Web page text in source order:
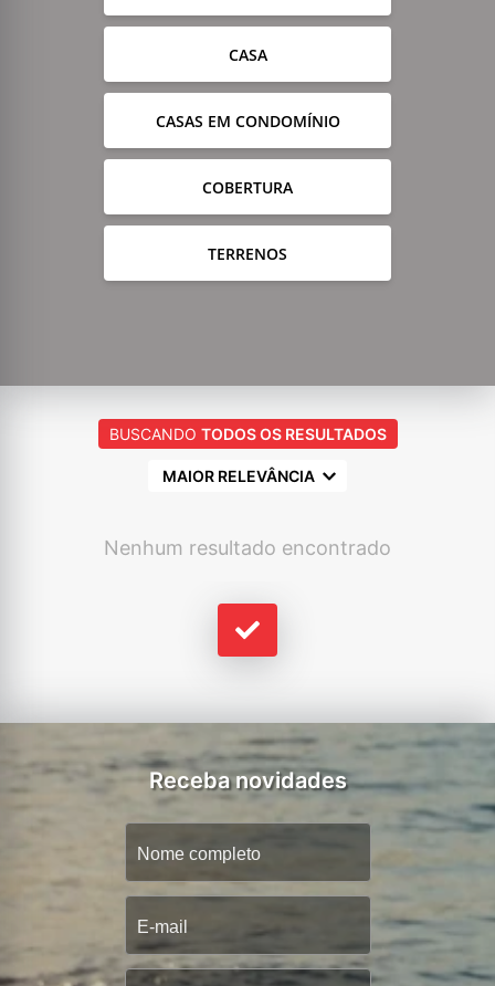
CASA
CASAS EM CONDOMÍNIO
COBERTURA
TERRENOS
BUSCANDO TODOS OS RESULTADOS
MAIOR RELEVÂNCIA
Nenhum resultado encontrado
Receba novidades